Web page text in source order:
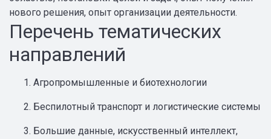
нового решения, опыт организации деятельности.
Перечень тематических
направлений
Агропромышленные и биотехнологии
Беспилотный транспорт и логистические системы
Большие данные, искусственный интеллект,